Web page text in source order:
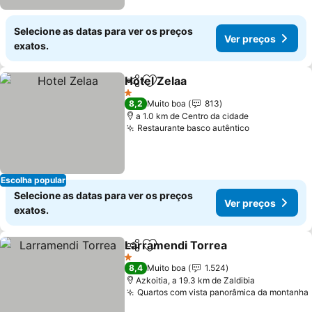
Selecione as datas para ver os preços
exatos.
Ver preços
Escolha popular
PartilharAdicionar aos favoritos
Hotel Zelaa
1 Estrelas
8,2 Muito boa
813
a 1.0 km de Centro da cidade
Restaurante basco autênticoVer preços
Selecione as datas para ver os preços
exatos.
Ver preços
PartilharAdicionar aos favoritos
Larramendi Torrea
1 Estrelas
8,4 Muito boa
1.524
Azkoitia, a 19.3 km de Zaldibia
Quartos com vista panorâmica da montanha